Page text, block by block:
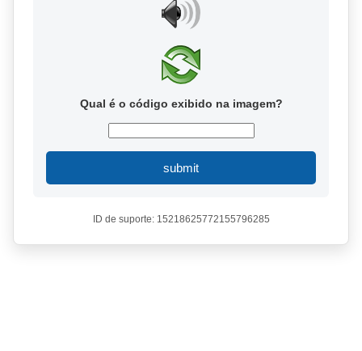
Qual é o código exibido na imagem?
submit
ID de suporte: 15218625772155796285